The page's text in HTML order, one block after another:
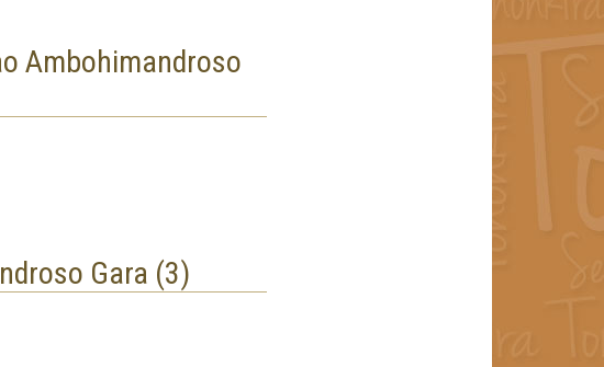
Ambohimandroso
Gara (3)